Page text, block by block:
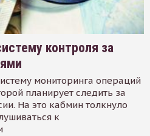
контроля за
мониторинга операций
планирует следить за
На это кабмин толкнуло
к